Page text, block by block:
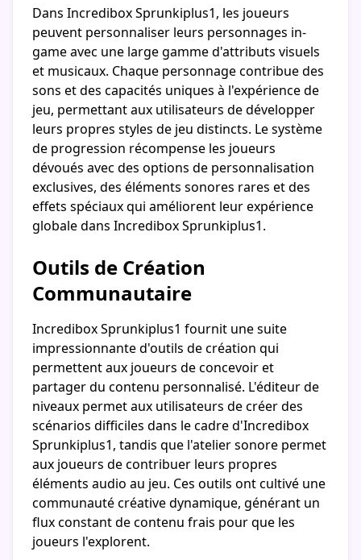
Dans Incredibox Sprunkiplus1, les joueurs
peuvent personnaliser leurs personnages in-
game avec une large gamme d'attributs visuels
et musicaux. Chaque personnage contribue des
sons et des capacités uniques à l'expérience de
jeu, permettant aux utilisateurs de développer
leurs propres styles de jeu distincts. Le système
de progression récompense les joueurs
dévoués avec des options de personnalisation
exclusives, des éléments sonores rares et des
effets spéciaux qui améliorent leur expérience
globale dans Incredibox Sprunkiplus1.
Outils de Création
Communautaire
Incredibox Sprunkiplus1 fournit une suite
impressionnante d'outils de création qui
permettent aux joueurs de concevoir et
partager du contenu personnalisé. L'éditeur de
niveaux permet aux utilisateurs de créer des
scénarios difficiles dans le cadre d'Incredibox
Sprunkiplus1, tandis que l'atelier sonore permet
aux joueurs de contribuer leurs propres
éléments audio au jeu. Ces outils ont cultivé une
communauté créative dynamique, générant un
flux constant de contenu frais pour que les
joueurs l'explorent.